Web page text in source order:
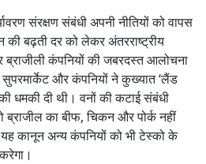
संरक्षण संबंधी अपनी नीतियों को वापस
बढ़ती दर को लेकर अंतरराष्ट्रीय
कंपनियों की जबरदस्त आलोचना
और कंपनियों ने कुख्यात ‘लैंड
धमकी दी थी। वनों की कटाई संबंधी
का बीफ, चिकन और पोर्क नहीं
कानून अन्य कंपनियों को भी टेस्को के